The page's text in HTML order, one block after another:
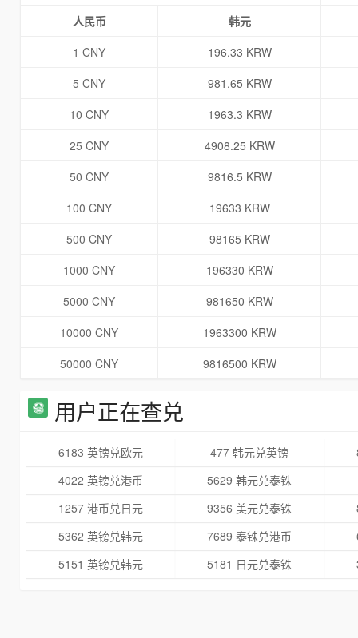
人民币
韩元
1 CNY
196.33 KRW
5 CNY
981.65 KRW
10 CNY
1963.3 KRW
25 CNY
4908.25 KRW
50 CNY
9816.5 KRW
100 CNY
19633 KRW
500 CNY
98165 KRW
1000 CNY
196330 KRW
5000 CNY
981650 KRW
10000 CNY
1963300 KRW
50000 CNY
9816500 KRW
用户正在查兑
6183 英镑兑欧元 477 韩元兑英镑
4022 英镑兑港币
5629 韩元兑泰铢
1257 港币兑日元
9356 美元兑泰铢
5362 英镑兑韩元
7689 泰铢兑港币
5151 英镑兑韩元
5181 日元兑泰铢